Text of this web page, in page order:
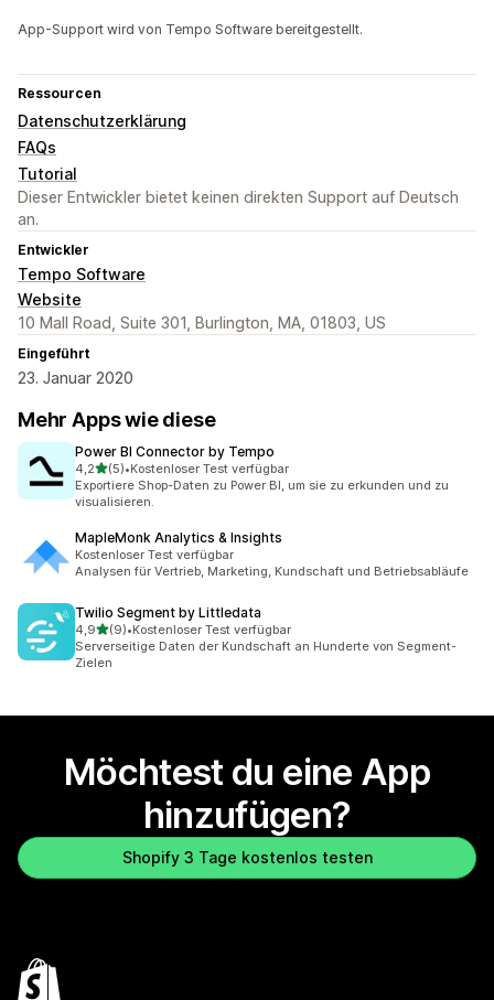
App-Support wird von Tempo Software bereitgestellt.
Ressourcen
Datenschutzerklärung
FAQs
Tutorial
Dieser Entwickler bietet keinen direkten Support auf Deutsch
an.
Entwickler
Tempo Software
Website
10 Mall Road, Suite 301, Burlington, MA, 01803, US
Eingeführt
23. Januar 2020
Mehr Apps wie diese
Power BI Connector by Tempo
4,2von 5 Sternen
(5)
5 Rezensionen insgesamt
•Kostenloser Test verfügbar
Exportiere Shop-Daten zu Power BI, um sie zu erkunden und zu
visualisieren.
MapleMonk Analytics & Insights
Kostenloser Test verfügbar
Analysen für Vertrieb, Marketing, Kundschaft und Betriebsabläufe
Twilio Segment by Littledata
4,9von 5 Sternen
(9)
9 Rezensionen insgesamt
•Kostenloser Test verfügbar
Serverseitige Daten der Kundschaft an Hunderte von Segment-
Zielen
Möchtest du eine App
hinzufügen?
Shopify 3 Tage kostenlos testen